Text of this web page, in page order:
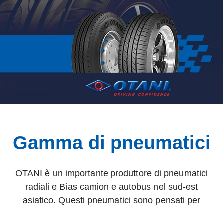
Gamma di pneumatici
OTANI è un importante produttore di pneumatici
radiali e Bias camion e autobus nel sud-est
asiatico. Questi pneumatici sono pensati per